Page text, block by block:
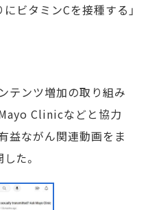
ビタミンCを接種する」
テンツ増加の取り組み
Clinicなどと協力
益ながん関連動画をま
た。